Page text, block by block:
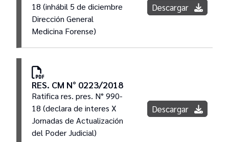
18 (inhábil 5 de diciembre
Dirección General
Medicina Forense)
Descargar
RES. CM N° 0223/2018
Ratifica res. pres. N° 990-
18 (declara de interes X
Jornadas de Actualización
del Poder Judicial)
Descargar